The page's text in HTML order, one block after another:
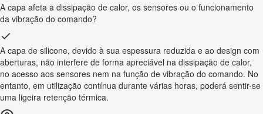
A capa afeta a dissipação de calor, os sensores ou o funcionamento
da vibração do comando?
A capa de silicone, devido à sua espessura reduzida e ao design com
aberturas, não interfere de forma apreciável na dissipação de calor,
no acesso aos sensores nem na função de vibração do comando. No
entanto, em utilização contínua durante várias horas, poderá sentir-se
uma ligeira retenção térmica.